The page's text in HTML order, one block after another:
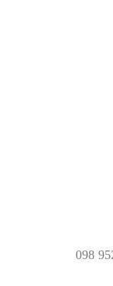
098